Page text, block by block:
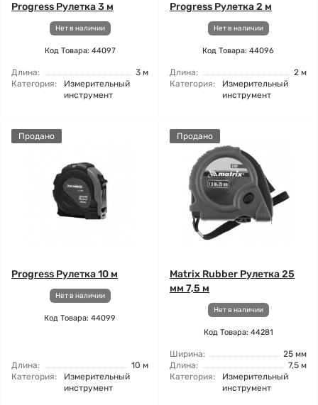
Progress Рулетка 3 м
Нет в наличии
Код Товара: 44097
Длина:
3 м
Категория:
Измерительный
инструмент
Progress Рулетка 2 м
Нет в наличии
Код Товара: 44096
Длина:
2 м
Категория:
Измерительный
инструмент
Продано
Progress Рулетка 10 м
Нет в наличии
Код Товара: 44099
Длина:
10 м
Категория:
Измерительный
инструмент
Продано
Matrix Rubber Рулетка 25
мм 7,5 м
Нет в наличии
Код Товара: 44281
Ширина:
25 мм
Длина:
7,5 м
Категория:
Измерительный
инструмент